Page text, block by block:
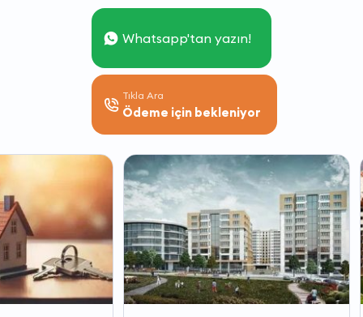
Whatsapp'tan yazın!
Tıkla Ara
Ödeme için bekleniyor